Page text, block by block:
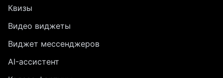
Квизы
Видео виджеты
Виджет мессенджеров
AI-ассистент